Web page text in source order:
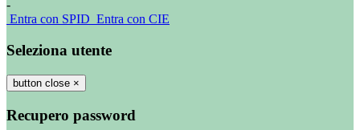
-
Entra con SPID Entra con CIE
Seleziona utente
button close ×
Recupero password